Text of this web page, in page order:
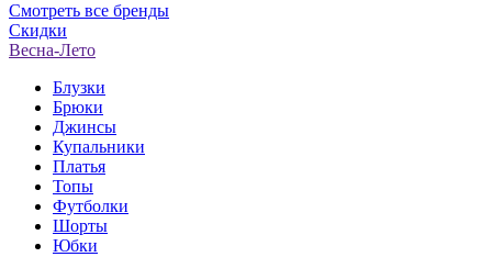
Смотреть все бренды
Скидки
Весна-Лето
Блузки
Брюки
Джинсы
Купальники
Платья
Топы
Футболки
Шорты
Юбки